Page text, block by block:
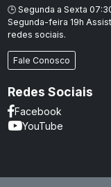
🕒 Segunda a Sexta
Segunda-feira 19h
redes sociais.
Fale Conosco
Redes Sociais
Facebook
YouTube